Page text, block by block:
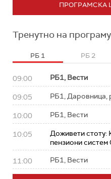
ПРОГРАМСКА
Тренутно на програму
РБ 1 РБ 2
09:00 РБ1, Вести
09:05 РБ1, Даровница,
10:00 РБ1, Вести
10:05
Доживети стоту:
пензиони систем
11:00 РБ1, Вести